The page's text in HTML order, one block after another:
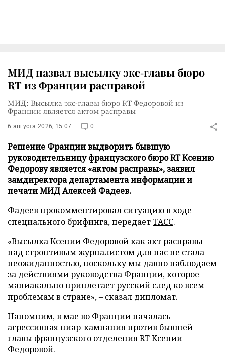
МИД назвал высылку экс-главы бюро
RT из Франции расправой
МИД: Высылка экс-главы бюро RT Федоровой из
Франции является актом расправы
6 августа 2026, 15:07 0
Решение Франции выдворить бывшую
руководительницу французского бюро RT Ксению
Федорову является «актом расправы», заявил
замдиректора департамента информации и
печати МИД Алексей Фадеев.
Фадеев прокомментировал ситуацию в ходе
специального брифинга, передаетТАСС.
«Высылка Ксении Федоровой как акт расправы
над строптивым журналистом для нас не стала
неожиданностью, поскольку мы давно наблюдаем
за действиями руководства Франции, которое
маниакально приплетает русский след ко всем
проблемам в стране», – сказал дипломат.
Напомним, в мае во Францииначалась
агрессивная пиар-кампания против бывшей
главы французского отделения RT Ксении
Федоровой.